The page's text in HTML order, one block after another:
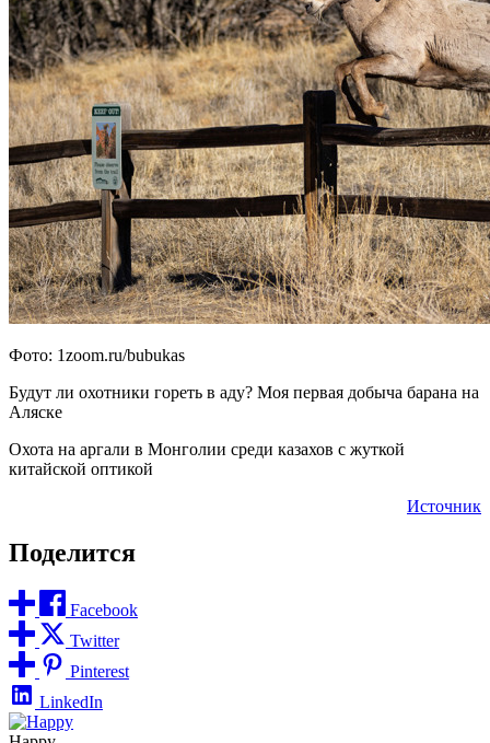
Фото: 1zoom.ru/bubukas
Будут ли охотники гореть в аду? Моя первая добыча барана на
Аляске
Охота на аргали в Монголии среди казахов с жуткой
китайской оптикой
Источник
Поделится
Facebook
Twitter
Pinterest
LinkedIn